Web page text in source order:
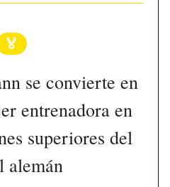
🏅
se convierte en
entrenadora en
superiores del
alemán